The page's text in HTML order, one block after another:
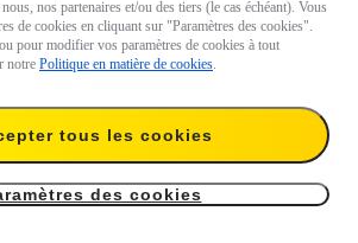
nos partenaires et/ou des tiers (le cas échéant). Vous
de cookies en cliquant sur "Paramètres des cookies".
pour modifier vos paramètres de cookies à tout
notre Politique en matière de cookies.
tous les cookies
des cookies